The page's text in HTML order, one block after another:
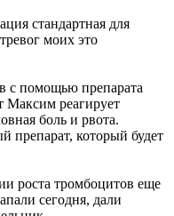
стандартная для
моих это
с помощью препарата
Максим реагирует
боль и рвота.
препарат, который будет
роста тромбоцитов еще
сегодня, дали